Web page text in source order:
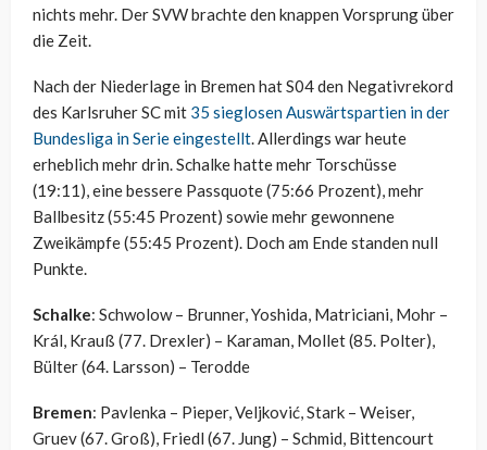
nichts mehr. Der SVW brachte den knappen Vorsprung über
die Zeit.
Nach der Niederlage in Bremen hat S04 den Negativrekord
des Karlsruher SC mit 35 sieglosen Auswärtspartien in der
Bundesliga in Serie eingestellt. Allerdings war heute
erheblich mehr drin. Schalke hatte mehr Torschüsse
(19:11), eine bessere Passquote (75:66 Prozent), mehr
Ballbesitz (55:45 Prozent) sowie mehr gewonnene
Zweikämpfe (55:45 Prozent). Doch am Ende standen null
Punkte.
Schalke: Schwolow – Brunner, Yoshida, Matriciani, Mohr –
Král, Krauß (77. Drexler) – Karaman, Mollet (85. Polter),
Bülter (64. Larsson) – Terodde
Bremen: Pavlenka – Pieper, Veljković, Stark – Weiser,
Gruev (67. Groß), Friedl (67. Jung) – Schmid, Bittencourt